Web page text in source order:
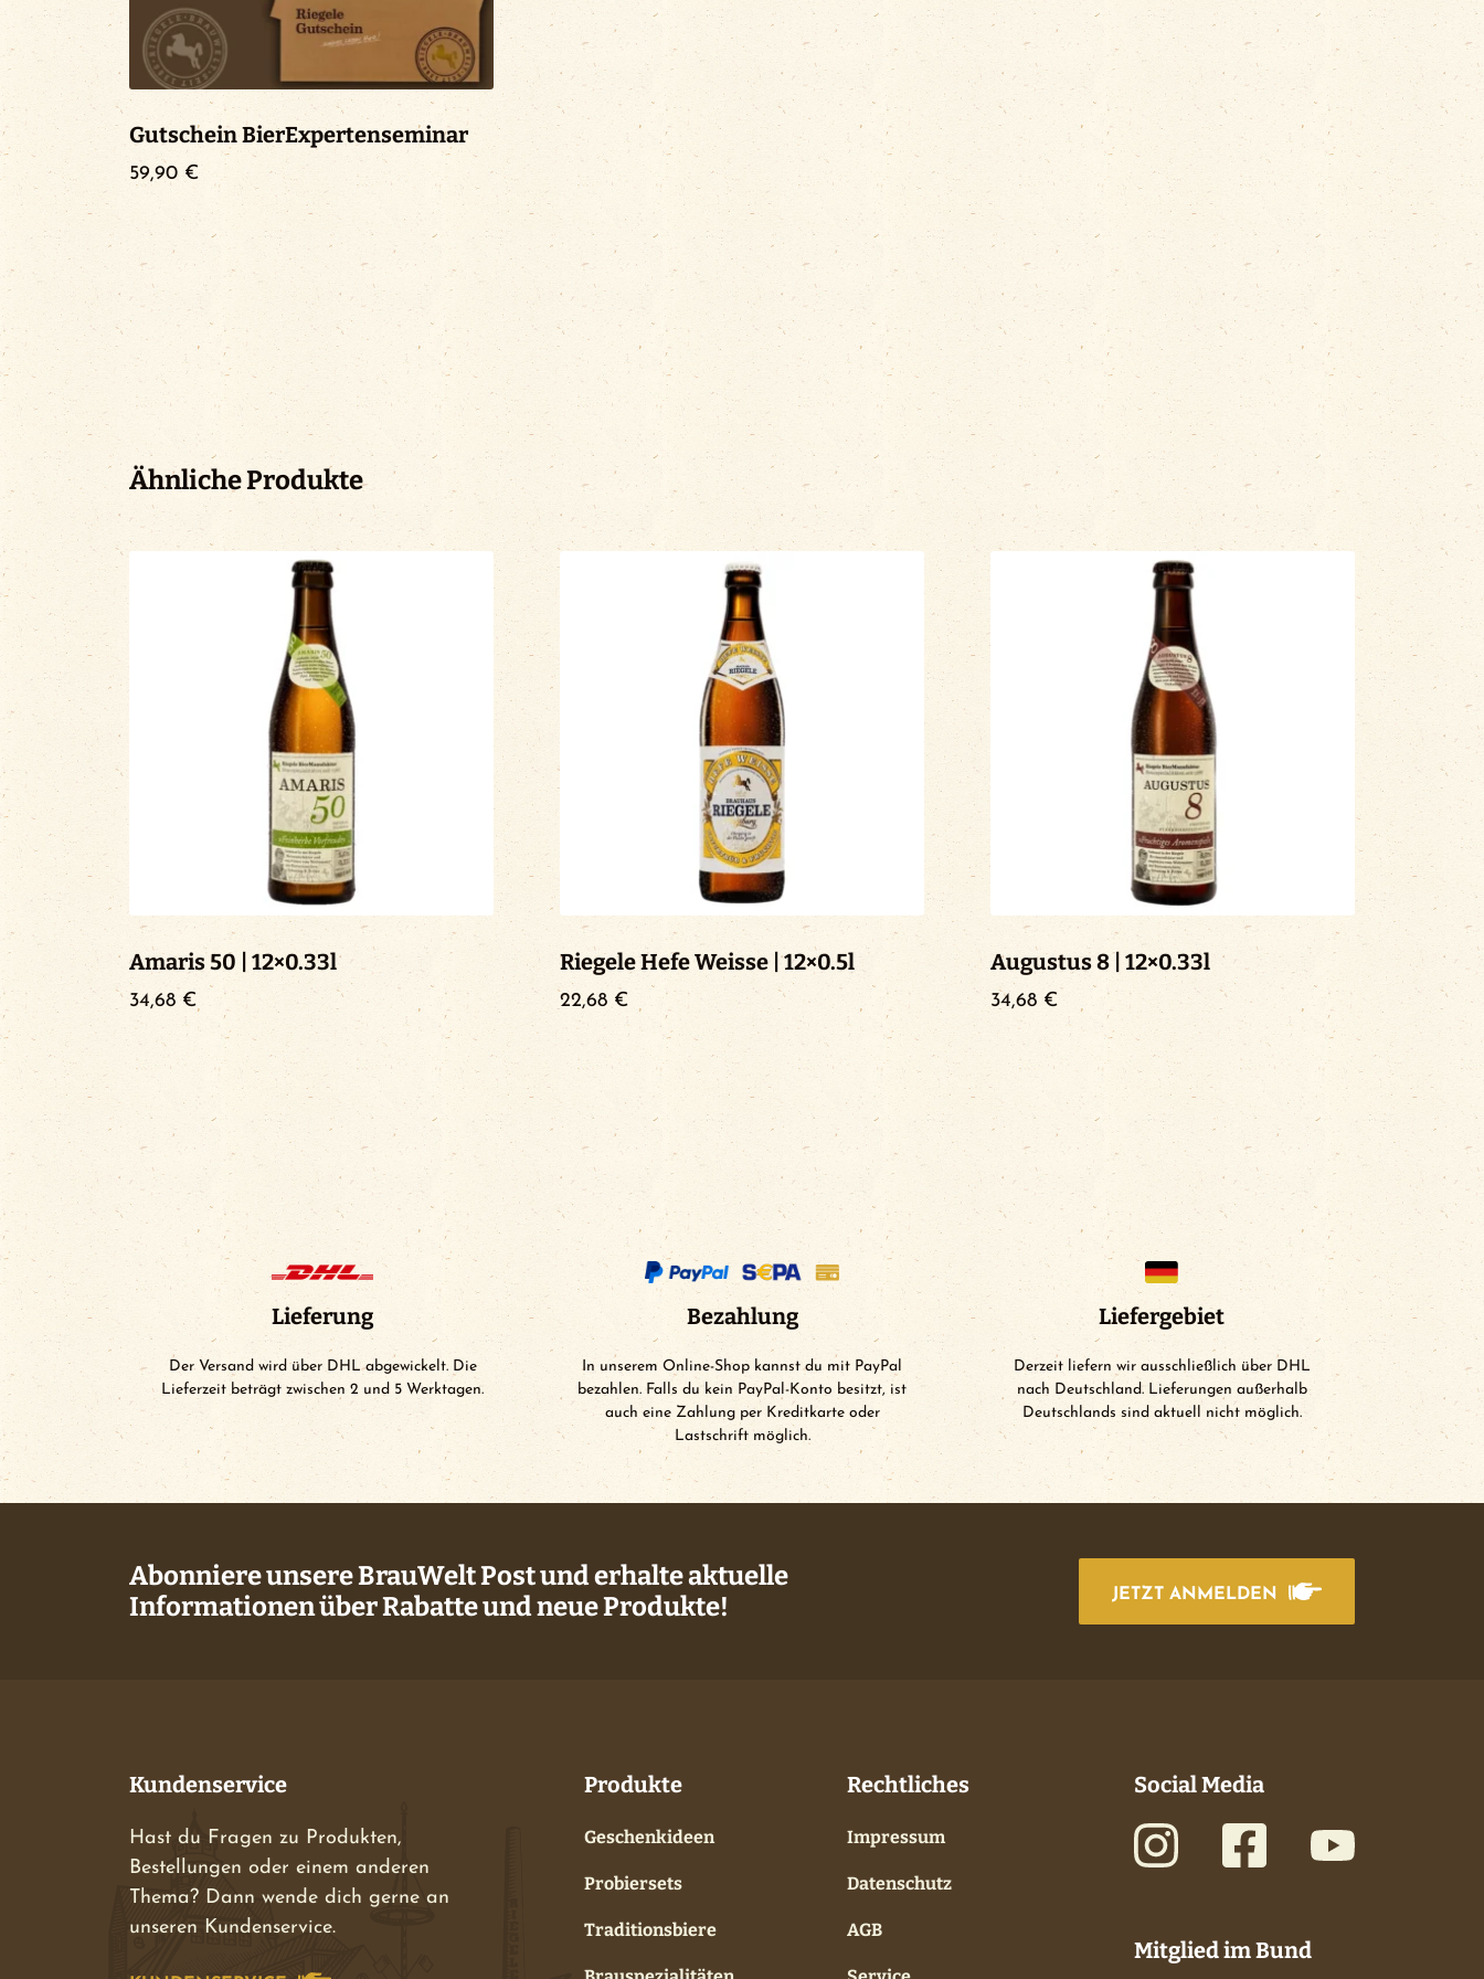
Gutschein BierExpertenseminar
59,90 €
Ähnliche Produkte
Amaris 50 | 12×0.33l
34,68 €
Riegele Hefe Weisse | 12×0.5l
22,68 €
Augustus 8 | 12×0.33l
34,68 €
Lieferung
Der Versand wird über DHL abgewickelt. Die
Lieferzeit beträgt zwischen 2 und 5 Werktagen.
Bezahlung
In unserem Online-Shop kannst du mit PayPal
bezahlen. Falls du kein PayPal-Konto besitzt, ist
auch eine Zahlung per Kreditkarte oder
Lastschrift möglich.
Liefergebiet
Derzeit liefern wir ausschließlich über DHL
nach Deutschland. Lieferungen außerhalb
Deutschlands sind aktuell nicht möglich.
Abonniere unsere BrauWelt Post und erhalte aktuelle
Informationen über Rabatte und neue Produkte!
JETZT ANMELDEN
Kundenservice
Hast du Fragen zu Produkten,
Bestellungen oder einem anderen
Thema? Dann wende dich gerne an
unseren Kundenservice.
Produkte
Geschenkideen
Probiersets
Traditionsbiere
Rechtliches
Impressum
Datenschutz
AGB
Social Media
Mitglied im Bund